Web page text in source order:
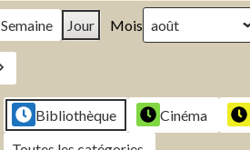
Semaine Jour Mois
Bibliothèque Cinéma